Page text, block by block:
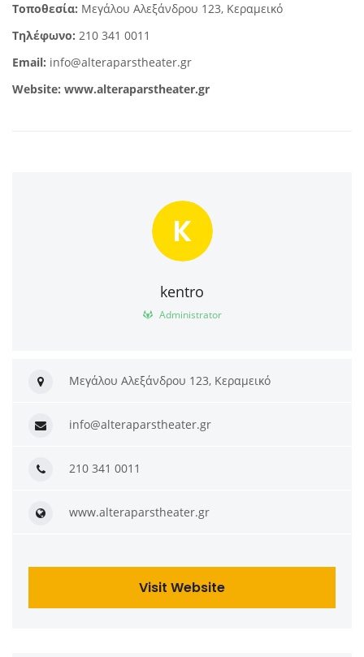
Τοποθεσία: Μεγάλου Αλεξάνδρου 123, Κεραμεικό
Τηλέφωνο: 210 341 0011
Email: info@alteraparstheater.gr
Website: www.alteraparstheater.gr
K
kentro
Administrator
Μεγάλου Αλεξάνδρου 123, Κεραμεικό
info@alteraparstheater.gr
210 341 0011
www.alteraparstheater.gr
Visit Website